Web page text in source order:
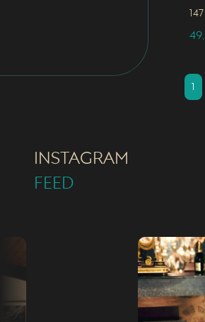
1
INSTAGRAM
FEED